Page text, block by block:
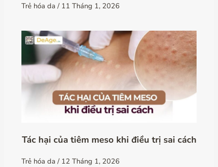
Trẻ hóa da / 11 Tháng 1, 2026
Tác hại của tiêm meso khi điều trị sai cách
Trẻ hóa da / 12 Tháng 1, 2026